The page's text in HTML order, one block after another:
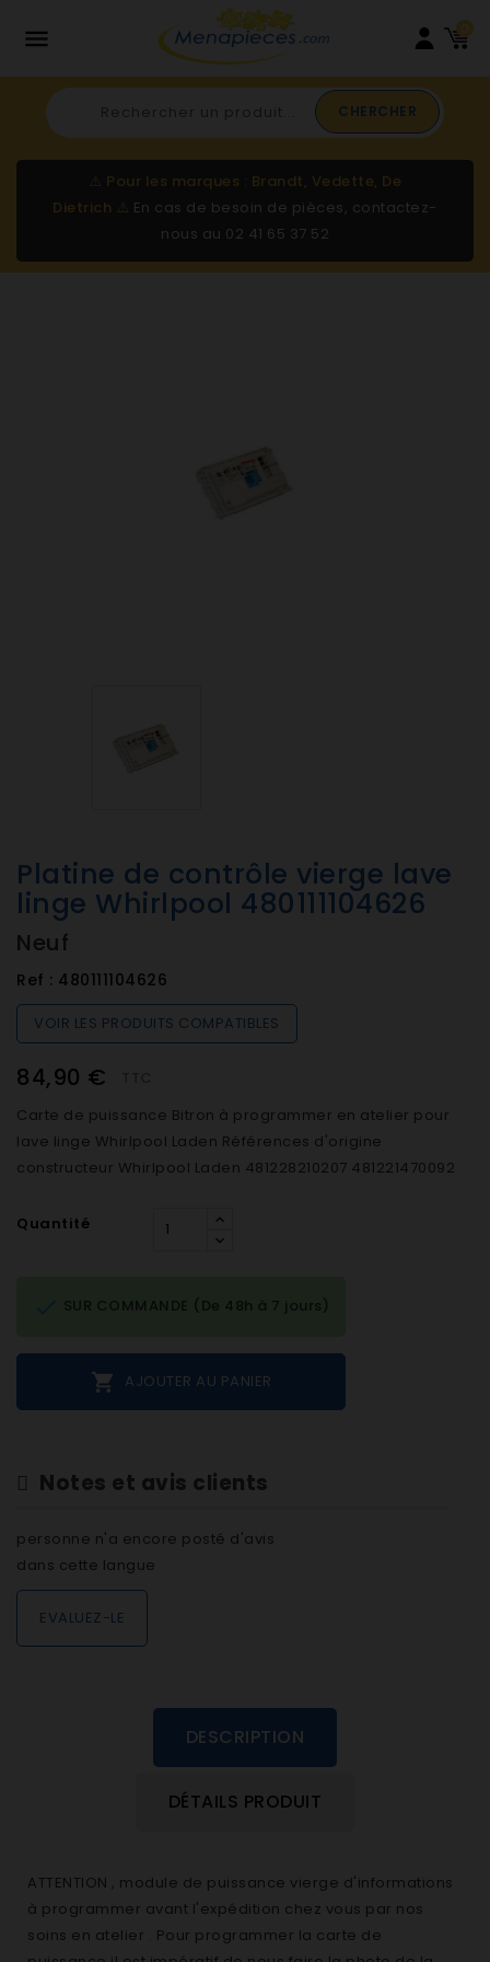
 0
CHERCHER
⚠️ Pour les marques : Brandt, Vedette, De
Dietrich ⚠️ En cas de besoin de pièces, contactez-
nous au 02 41 65 37 52
Platine de contrôle vierge lave
linge Whirlpool 480111104626
Neuf
Ref : 480111104626
VOIR LES PRODUITS COMPATIBLES
84,90 €
Carte de puissance Bitron à programmer en atelier pour
lave linge Whirlpool Laden Références d'origine
constructeur Whirlpool Laden 481228210207 481221470092
Quantité
 AJOUTER AU PANIER
SUR COMMANDE (De 48h à 7 jours)
Notes et avis clients
personne n'a encore posté d'avis
dans cette langue
EVALUEZ-LE
DESCRIPTION
DÉTAILS PRODUIT
ATTENTION , module de puissance vierge d'informations
à programmer avant l'expédition chez vous par nos
soins en atelier . Pour programmer la carte de